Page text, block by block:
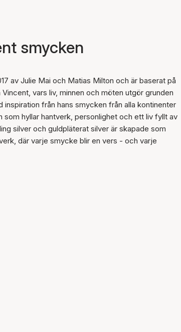
smycken
av Julie Mai och Matias Milton och är baserat på
vars liv, minnen och möten utgör grunden
från hans smycken från alla kontinenter
som hyllar hantverk, personlighet och ett liv fyllt av
silver och guldpläterat silver är skapade som
där varje smycke blir en vers - och varje